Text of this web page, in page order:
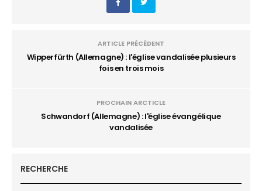
ARTICLE PRÉCÉDENT
Wipperfürth (Allemagne) : l'église vandalisée plusieurs
fois en trois mois
PROCHAIN ARCTICLE
Schwandorf (Allemagne) : l'église évangélique
vandalisée
RECHERCHE